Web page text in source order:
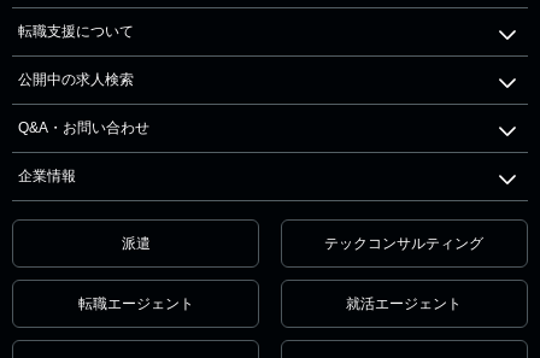
転職支援について
公開中の求人検索
Q&A・お問い合わせ
企業情報
派遣 テックコンサルティング
転職エージェント 就活エージェント